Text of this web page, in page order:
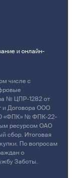
и онлайн-
числе с
№ ЦПР-1282 от
и Договора ООО
«ФПК» № ФПК-22-
ресурсом ОАО
сбор. Итоговая
По вопросам
о
Заботы.